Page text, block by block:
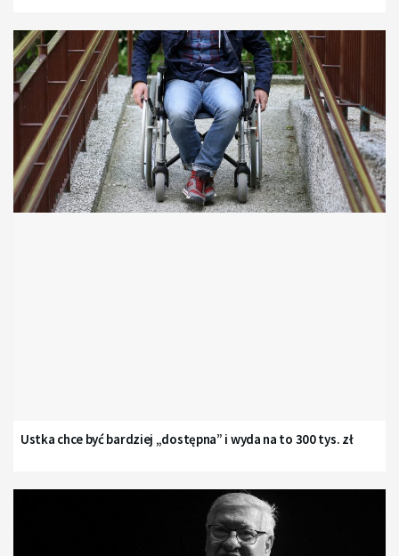
Ustka chce być bardziej „dostępna” i wyda na to 300 tys. zł